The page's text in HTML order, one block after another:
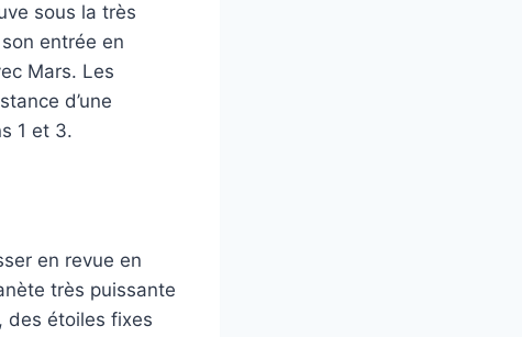
sous la très
entrée en
Mars. Les
d’une
1 et 3.
en revue en
très puissante
des étoiles fixes